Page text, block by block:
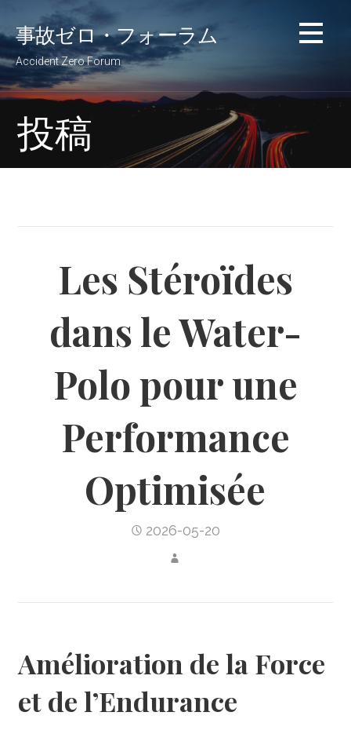
ン
ツ
事故ゼロ・フォーラム
Accident Zero Forum
投稿
Les Stéroïdes
dans le Water-
Polo pour une
Performance
Optimisée
2026-05-20
Amélioration de la Force
et de l’Endurance